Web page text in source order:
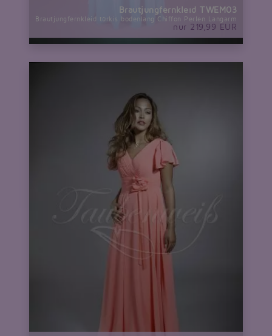
Brautjungfernkleid TWEM03
Brautjungfernkleid türkis bodenlang Chiffon Perlen Langarm
nur 219,99 EUR